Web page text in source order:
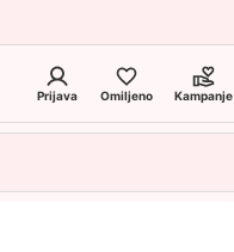
Prijava Omiljeno Kampanje